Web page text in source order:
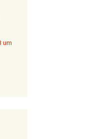
um